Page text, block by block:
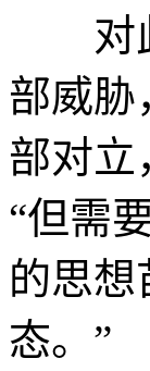
对此
部威胁
部对立
“但需
的思
态。”